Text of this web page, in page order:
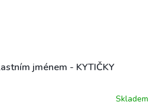
jménem - KYTIČKY
Skladem